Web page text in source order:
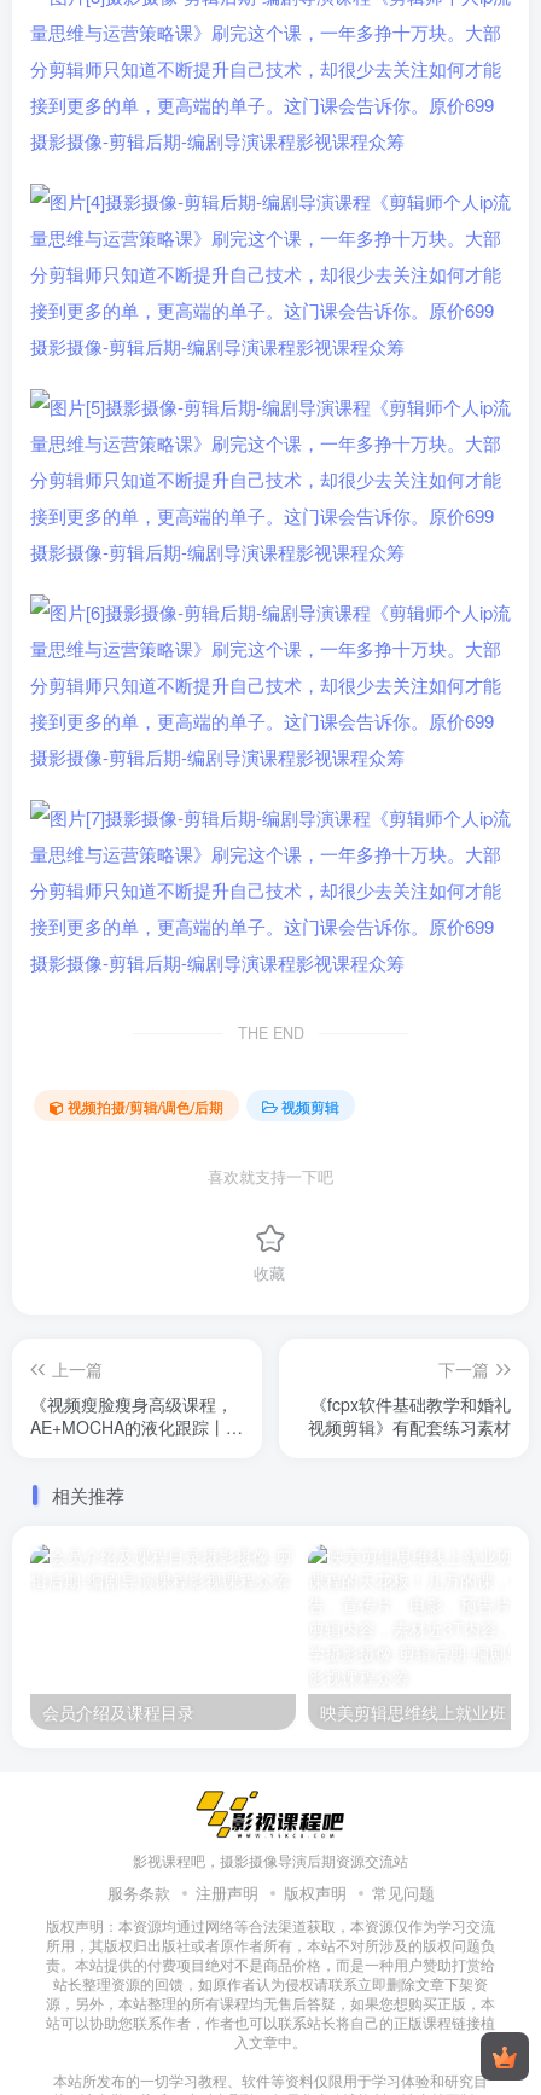
THE END
视频拍摄/剪辑/调色/后期 视频剪辑
喜欢就支持一下吧
收藏
上一篇
《视频瘦脸瘦身高级课程，
AE+MOCHA的液化跟踪丨光
下一篇
《fcpx软件基础教学和婚礼
视频剪辑》有配套练习素材
相关推荐
会员介绍及课程目录
影视课程吧，摄影摄像导演后期资源交流站
服务条款 注册声明 版权声明 常见问题
版权声明：本资源均通过网络等合法渠道获取，本资源仅作为学习交流
所用，其版权归出版社或者原作者所有，本站不对所涉及的版权问题负
责。本站提供的付费项目绝对不是商品价格，而是一种用户赞助打赏给
站长整理资源的回馈，如原作者认为侵权请联系立即删除文章下架资
源，另外，本站整理的所有课程均无售后答疑，如果您想购买正版，本
站可以协助您联系作者，作者也可以联系站长将自己的正版课程链接植
入文章中。
本站所发布的一切学习教程、软件等资料仅限用于学习体验和研究目